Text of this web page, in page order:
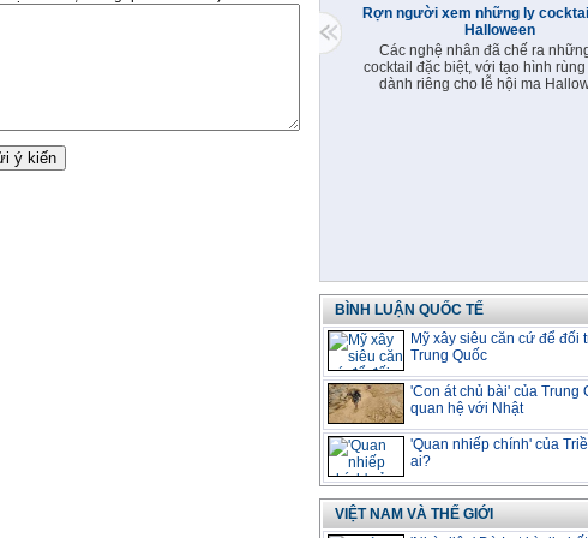
Rợn người xem những ly
Halloween
Các nghệ nhân đã chế ra
cocktail đặc biệt, với tạo hình
dành riêng cho lễ hội ma
BÌNH LUẬN QUỐC TẾ
Mỹ xây siêu căn cứ để đối
Trung Quốc
'Con át chủ bài' của Trung
quan hệ với Nhật
'Quan nhiếp chính' của
ai?
VIỆT NAM VÀ THẾ GIỚI